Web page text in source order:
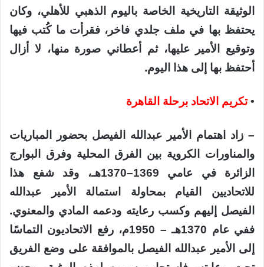
الوثيقة التاريخية الخاصة باليوم الذهبي للأهلي، وكان
يحتفظ بها في ملف جلدي فاخر، فقرأت ما كُتب فيها
وتوقيع الأمير عليها، ثم أعطاني صورة منها، لا أزال
أحتفظ بها إلى هذا اليوم.
•تكريم الاتحاد برحلة القاهرة
– زاد اهتمام الأمير عبدالله الفيصل بحضور المباريات
والمناورات الكروية بين الفرق المحلية وفرق البوارج
الزائرة في عامي 1369–1370هـ، وقد شفع هذا
للاتحاديين القيام بمحاولة استمالة الأمير عبدالله
الفيصل إليهم وكسب رعايته ودعمه المادي والمعنوي.
ففي عام 1370هـ – 1950م، رفع الاتحاديون التماسًا
إلى الأمير عبدالله الفيصل بالموافقة على وضع الفريق